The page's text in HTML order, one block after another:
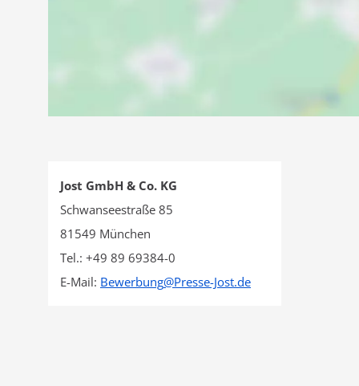
Jost GmbH & Co. KG
Schwanseestraße 85
81549 München
Tel.: +49 89 69384-0
E-Mail: Bewerbung@Presse-Jost.de